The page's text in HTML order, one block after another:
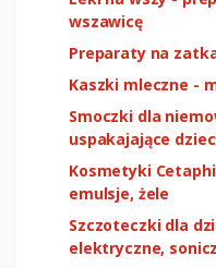
wszawicę
Preparaty na
Kaszki mleczne -
Smoczki dla
uspakajające
Kosmetyki
emulsje, żele
Szczoteczki dla
elektryczne,